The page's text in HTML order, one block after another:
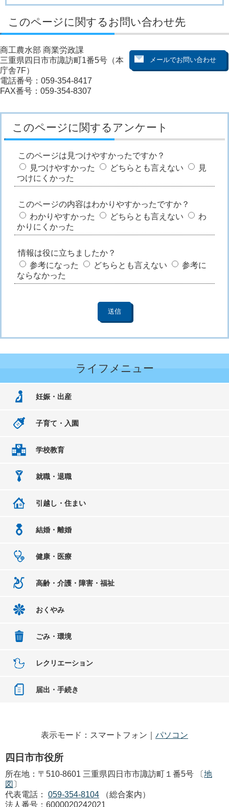
このページに関するお問い合わせ先
商工農水部 商業労政課
三重県四日市市諏訪町1番5号（本
庁舎7F）
電話番号：059-354-8417
FAX番号：059-354-8307
このページに関するアンケート
このページは見つけやすかったですか？
見つけやすかった
どちらとも言えない
見
つけにくかった
このページの内容はわかりやすかったですか？
わかりやすかった
どちらとも言えない
わ
かりにくかった
情報は役に立ちましたか？
参考になった
どちらとも言えない
参考に
ならなかった
ライフメニュー
妊娠・出産
子育て・入園
学校教育
就職・退職
引越し・住まい
結婚・離婚
健康・医療
高齢・介護・障害・福祉
おくやみ
ごみ・環境
レクリエーション
届出・手続き
表示モード：スマートフォン｜ パソコン
四日市市役所
所在地：〒510-8601 三重県四日市市諏訪町１番5号 〔地
図 〕
代表電話：
059-354-8104
（総合案内）
法人番号：6000020242021